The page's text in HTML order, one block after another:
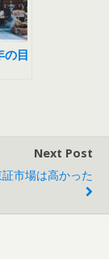
の目
Next Post
市場は高かった